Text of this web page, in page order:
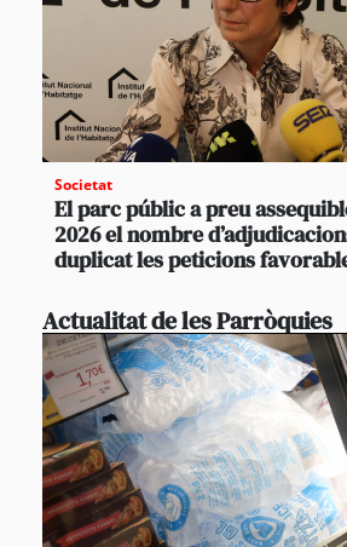
Societat
El parc públic a preu
2026 el nombre
duplicat les peticions
Actualitat de les Parròquies